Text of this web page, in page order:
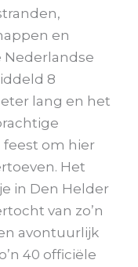
en
Nederlandse
8
lang en het
feest om hier
Het
in Den Helder
van zo’n
avontuurlijk
40 officiële